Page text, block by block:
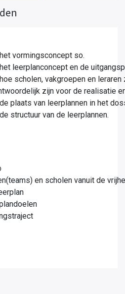
vormingsconcept so.
leerplanconcept en de
scholen, vakgroepen en
zijn voor de realisatie
plaats van leerplannen in het
structuur van de leerplannen.
en scholen vanuit de